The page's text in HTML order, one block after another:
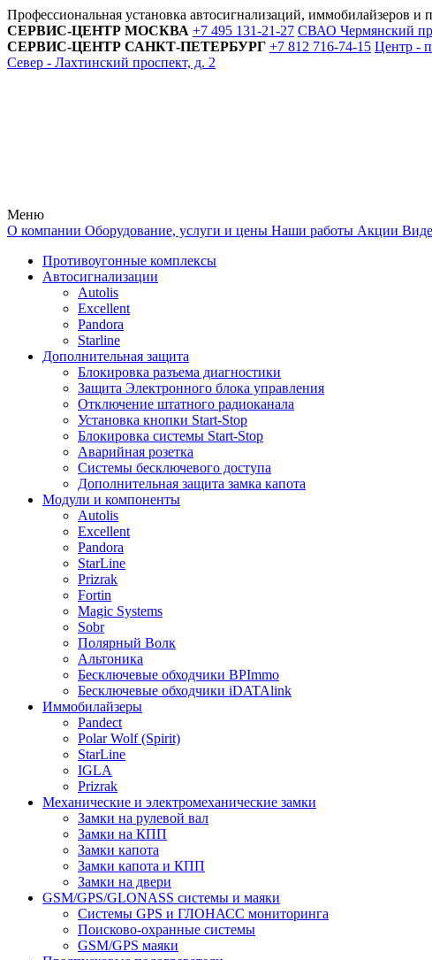
Профессиональная установка автосигнализаций, иммобилайзеров и
СЕРВИС-ЦЕНТР МОСКВА +7 495 131-21-27 СВАО Чермянский
СЕРВИС-ЦЕНТР САНКТ-ПЕТЕРБУРГ +7 812 716-74-15 Центр -
Север - Лахтинский проспект, д. 2
Меню
О компании Оборудование, услуги и цены Наши работы Акции
Противоугонные комплексы
Автосигнализации
Autolis
Excellent
Pandora
Starline
Дополнительная защита
Блокировка разъема диагностики
Защита Электронного блока управления
Отключение штатного радиоканала
Установка кнопки Start-Stop
Блокировка системы Start-Stop
Аварийная розетка
Системы бесключевого доступа
Дополнительная защита замка капота
Модули и компоненты
Autolis
Excellent
Pandora
StarLine
Prizrak
Fortin
Magic Systems
Sobr
Полярный Волк
Альтоника
Бесключевые обходчики BPImmo
Бесключевые обходчики iDATAlink
Иммобилайзеры
Pandect
Polar Wolf (Spirit)
StarLine
IGLA
Prizrak
Механические и электромеханические замки
Замки на рулевой вал
Замки на КПП
Замки капота
Замки капота и КПП
Замки на двери
GSM/GPS/GLONASS системы и маяки
Системы GPS и ГЛОНАСС мониторинга
Поисково-охранные системы
GSM/GPS маяки